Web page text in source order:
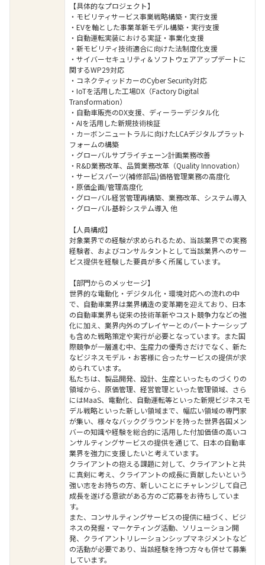
【具体的なプロジェクト】
・モビリティサービス事業戦略構築・実行支援
・EVを軸とした事業革新モデル構築・実行支援
・自動運転実装における実証・事業化支援
・新モビリティ技術適合に向けた法制度化支援
・サイバーセキュリティ＆ソフトウェアアップデートに
関するWP29対応
・コネクティッドカーのCyber Security対応
・IoTを活用した工場DX（Factory Digital
Transformation）
・自動車販売のDX支援、ディーラーデジタル化
・AIを活用した新規技術検証
・カーボンニュートラルに向けたLCAデジタルプラット
フォームの構築
・グローバルサプライチェーン計画業務改善
・R&D業務改革、品質業務改革（Quality Innovation）
・サービスパーツ(補修部品)価格管理業務の高度化
・原価企画/管理高度化
・グローバル経営管理再構築、業務改革、システム導入
・グローバル基幹システム導入 他
【人員構成】
対象業界での経験が求められるため、当該業界での実務
経験者、およびコンサルタントとして当該業界へのサー
ビス提供を経験した要員が多く所属しています。
【部門からのメッセージ】
世界的な電動化・デジタル化・環境対応への流れの中
で、自動車業界は業界構造の変革期を迎えており、日本
の自動車業界も従来の技術革新やコスト競争力などの強
化に加え、業界内外のプレイヤーとのパートナーシップ
も含めた戦略策定や実行が必要となっています。また国
際競争が一層進む中、生産力の優秀さだけでなく、新た
なビジネスモデル・お客様に合ったサービスの提供が求
められています。
私たちは、製品開発、設計、生産といったものづくりの
領域から、原価管理、経営管理といった管理領域、さら
にはMaaS、電動化、自動運転等といった新規ビジネスモ
デル戦略といった新しい領域まで、幅広い領域の専門家
が集い、様々なバックグラウンドを持った世界各国メン
バーの知識や経験を総合的に活用した付加価値の高いコ
ンサルティングサービスの提供を通じて、日本の自動車
業界を強力に支援したいと考えています。
クライアントの抱える課題に対して、クライアントと共
に真剣に考え、クライアントの成長に貢献したいという
強い志をお持ちの方、新しいことにチャレンジして自己
成長を遂げる意欲がある方のご応募をお待ちしていま
す。
また、コンサルティングサービスの提供に紐づく、ビジ
ネスの発掘・マーケティング活動、ソリューション開
発、クライアントリレーションシップマネジメントなど
の活動が必要であり、当該経験を持つ方々も併せて募集
しています。